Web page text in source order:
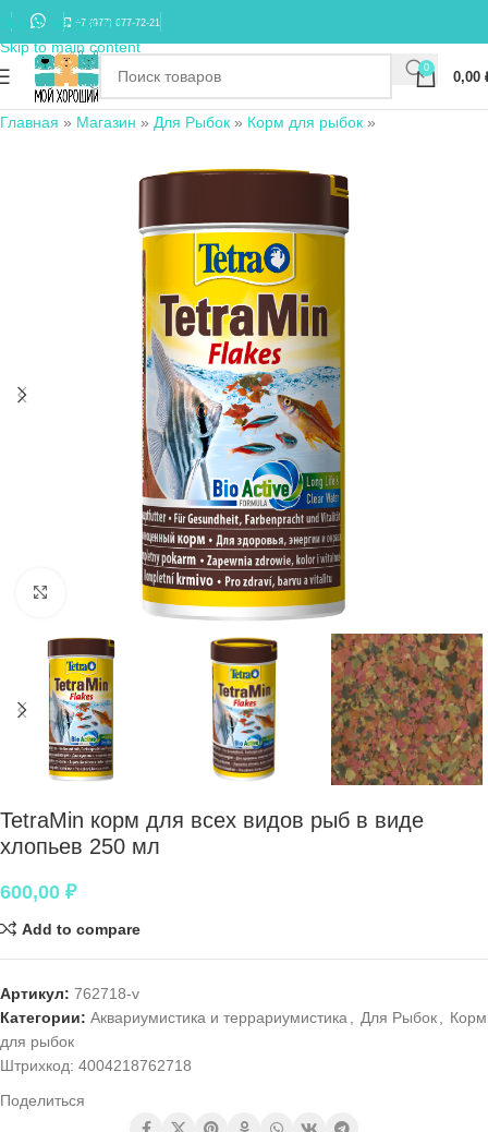
Skip to navigation
Skip to main content
+7 (977) 677-72-21
0
0,00
Главная » Магазин » Для Рыбок » Корм для рыбок »
Нажмите, чтобы увеличить
TetraMin корм для всех видов рыб в виде
хлопьев 250 мл
600,00 ₽
Add to compare
Артикул: 762718-v
Категории: Аквариумистика и террариумистика Для Рыбок
Корм
для рыбок
Штрихкод: 4004218762718
Поделиться